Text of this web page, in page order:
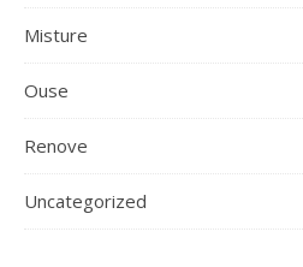
Misture
Ouse
Renove
Uncategorized